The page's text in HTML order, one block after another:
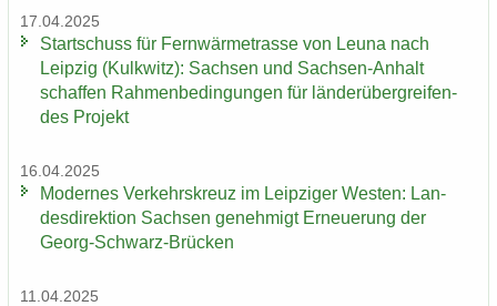
17.04.2025
Start­schuss für Fern­wär­me­tras­se von Leuna nach
Leip­zig (Kulk­witz): Sach­sen und Sachsen-​Anhalt
schaf­fen Rah­men­be­din­gun­gen für län­der­über­grei­fen­
des Pro­jekt
16.04.2025
Mo­der­nes Ver­kehrs­kreuz im Leip­zi­ger Wes­ten: Lan­
des­di­rek­ti­on Sach­sen ge­neh­migt Er­neue­rung der
Georg-​Schwarz-Brücken
11.04.2025